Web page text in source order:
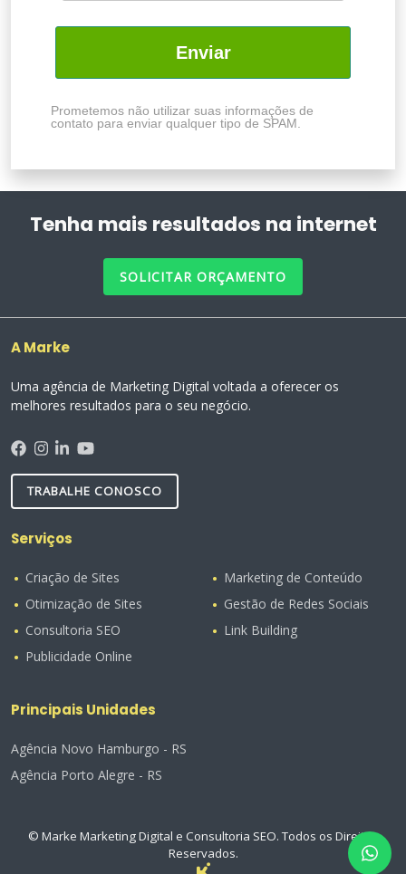
Enviar
Prometemos não utilizar suas informações de
contato para enviar qualquer tipo de SPAM.
Tenha mais resultados na internet
SOLICITAR ORÇAMENTO
A Marke
Uma agência de Marketing Digital voltada a oferecer os
melhores resultados para o seu negócio.
TRABALHE CONOSCO
Serviços
Criação de Sites
Otimização de Sites
Consultoria SEO
Publicidade Online
Marketing de Conteúdo
Gestão de Redes Sociais
Link Building
Principais Unidades
Agência Novo Hamburgo - RS
Agência Porto Alegre - RS
© Marke Marketing Digital e Consultoria SEO. Todos os Direitos
Reservados.